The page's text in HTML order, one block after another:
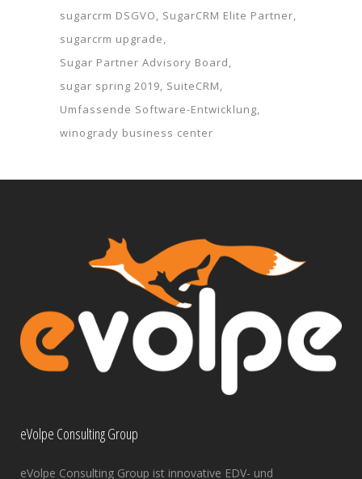
sugarcrm DSGVO
SugarCRM Elite Partner
sugarcrm upgrade
Sugar Partner Advisory Board
sugar spring 2019 SuiteCRM
Umfassende Software-Entwicklung
winogrady business center
eVolpe Consulting Group
eVolpe Consulting Group ist innovative EDV- und